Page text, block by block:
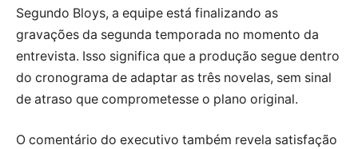
Segundo Bloys, a equipe está finalizando as
gravações da segunda temporada no momento da
entrevista. Isso significa que a produção segue dentro
do cronograma de adaptar as três novelas, sem sinal
de atraso que comprometesse o plano original.
O comentário do executivo também revela satisfação